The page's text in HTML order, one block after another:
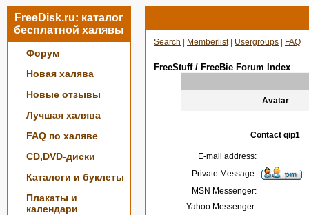
FreeDisk.ru: каталог
бесплатной халявы
Форум
Новая халява
Новые отзывы
Лучшая халява
FAQ по халяве
CD,DVD-диски
Каталоги и буклеты
Плакаты и
календари
Search Memberlist| Usergroups FAQ
FreeStuff / FreeBie Forum Index
Avatar
Contact qip1
E-mail address:
Private Message:
MSN Messenger:
Yahoo Messenger: